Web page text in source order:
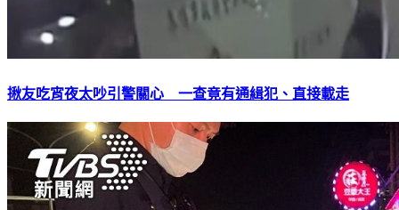
揪友吃宵夜太吵引警關心 一查竟有通緝犯、直接載走